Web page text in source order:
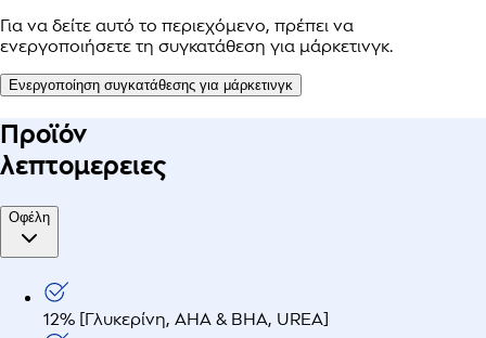
Για να δείτε αυτό το περιεχόμενο, πρέπει να
ενεργοποιήσετε τη συγκατάθεση για μάρκετινγκ.
Ενεργοποίηση συγκατάθεσης για μάρκετινγκ
Προϊόν
λεπτομερειες
Οφέλη
12% [Γλυκερίνη, AHA & BHA, UREA]